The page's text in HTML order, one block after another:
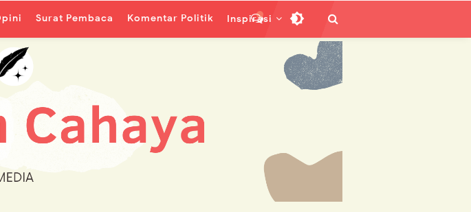
Surat Pembaca Komentar Politik Inspirasi